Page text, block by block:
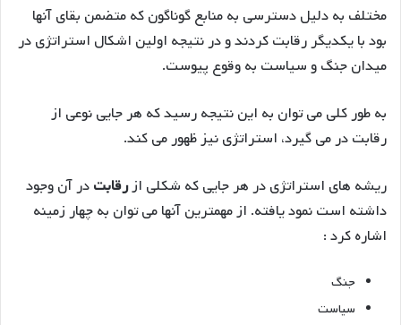
مختلف به دلیل دسترسی به منابع گوناگون که متضمن بقای آنها
بود با یکدیگر رقابت کردند و در نتیجه اولین اشکال استراتژی در
میدان جنگ و سیاست به وقوع پیوست.
به طور کلی می توان به این نتیجه رسید که هر جایی نوعی از
رقابت در می گیرد، استراتژی نیز ظهور می کند.
ریشه های استراتژی در هر جایی که شکلی ازرقابتدر آن وجود
داشته است نمود یافته. از مهمترین آنها می توان به چهار زمینه
اشاره کرد :
جنگ
سیاست